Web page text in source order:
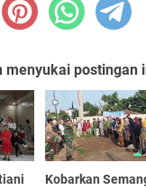
menyukai postingan
Kobarkan